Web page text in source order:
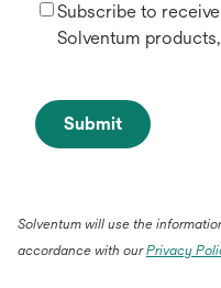
Subscribe to
Solventum
Submit
Solventum will use the
accordance with ourPrivacy